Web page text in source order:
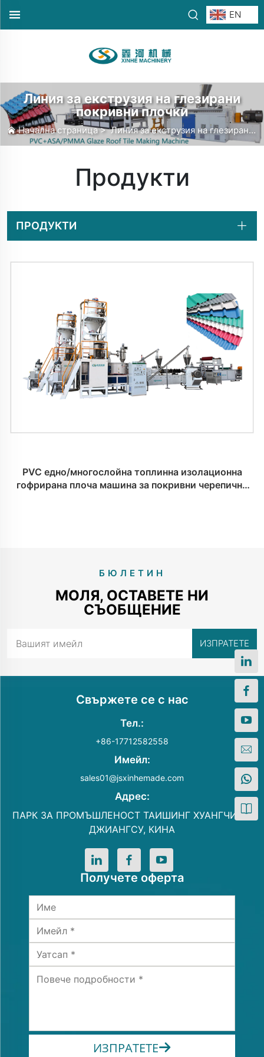
EN
Линия за екструзия на глезирани
покривни плочки
Начална страница>Линия за екструзия на глезирани покривни плочки
Продукти
ПРОДУКТИ
PVC едно/многослойна топлинна изолационна
гофрирана плоча машина за покривни черепични
БЮЛЕТИН
МОЛЯ, ОСТАВЕТЕ НИ
СЪОБЩЕНИЕ
Свържете се с нас
Тел.:
+86-17712582558
Имейл:
sales01@jsxinhemade.com
Адрес:
ПАРК ЗА ПРОМЪШЛЕНОСТ ТАИШИНГ ХУАНГЧИАО,
ДЖИАНГСУ, КИНА
Получете оферта
ИЗПРАТЕТЕ